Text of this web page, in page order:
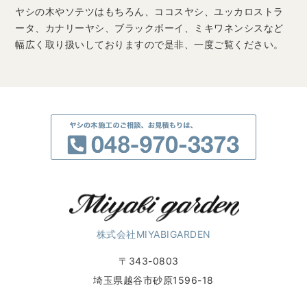
ヤシの木やソテツはもちろん、ココスヤシ、ユッカロストラ
ータ、カナリーヤシ、ブラックボーイ、ミキワネンシスなど
幅広く取り扱いしておりますので是非、一度ご覧ください。
株式会社MIYABIGARDEN
〒343-0803
埼玉県越谷市砂原1596-18